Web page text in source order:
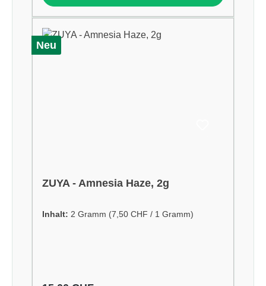
Neu
ZUYA - Amnesia Haze, 2g
Inhalt: 2 Gramm (7,50 CHF / 1 Gramm)